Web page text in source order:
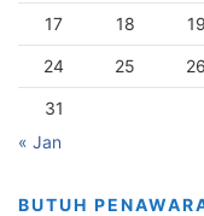
17 18 19
24 25 26
31
« Jan
BUTUH